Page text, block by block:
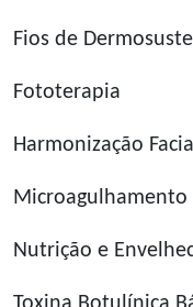
Fios de
Fototerapia
Harmonização
Microagulhamento
Nutrição e